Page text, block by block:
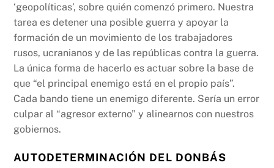
‘geopolíticas’, sobre quién comenzó primero. Nuestra
tarea es detener una posible guerra y apoyar la
formación de un movimiento de los trabajadores
rusos, ucranianos y de las repúblicas contra la guerra.
La única forma de hacerlo es actuar sobre la base de
que “el principal enemigo está en el propio país”.
Cada bando tiene un enemigo diferente. Sería un error
culpar al “agresor externo” y alinearnos con nuestros
gobiernos.
AUTODETERMINACIÓN DEL DONBÁS